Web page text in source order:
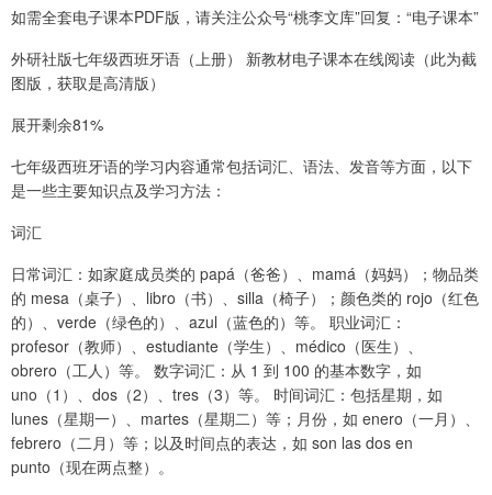
如需全套电子课本PDF版，请关注公众号“桃李文库”回复：“电子课本”
外研社版七年级西班牙语（上册） 新教材电子课本在线阅读（此为截
图版，获取是高清版）
展开剩余81%
七年级西班牙语的学习内容通常包括词汇、语法、发音等方面，以下
是一些主要知识点及学习方法：
词汇
日常词汇：如家庭成员类的 papá（爸爸）、mamá（妈妈）；物品类
的 mesa（桌子）、libro（书）、silla（椅子）；颜色类的 rojo（红色
的）、verde（绿色的）、azul（蓝色的）等。 职业词汇：
profesor（教师）、estudiante（学生）、médico（医生）、
obrero（工人）等。 数字词汇：从 1 到 100 的基本数字，如
uno（1）、dos（2）、tres（3）等。 时间词汇：包括星期，如
lunes（星期一）、martes（星期二）等；月份，如 enero（一月）、
febrero（二月）等；以及时间点的表达，如 son las dos en
punto（现在两点整）。